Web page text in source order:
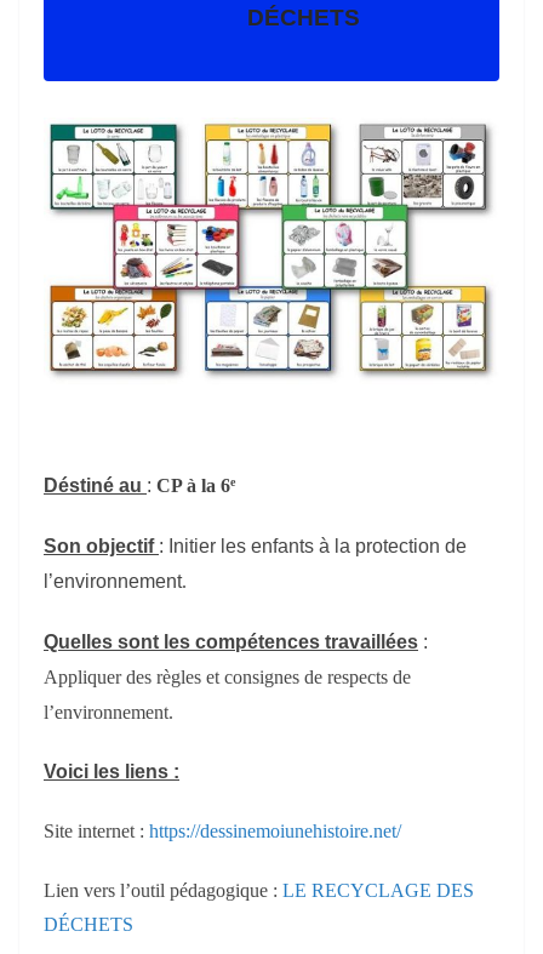
DÉCHETS
Déstiné au : CPà la 6e
Son objectif : Initier les enfants à la protection de
l’environnement.
Quelles sont l es compétences travaillées :
Appliquer des règles et consignes de respects de
l’environnement.
Voici les liens :
Site internet : https://dessinemoiunehistoire.net/
Lien vers l’outil pédagogique : LE RECYCLAGE DES
DÉCHETS